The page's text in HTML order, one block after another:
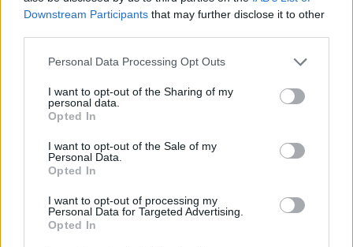
Downstream Participants that may further disclose it to other
Personal Data Processing Opt Outs
I want to opt-out of the Sharing of my
personal data.
Opted In
I want to opt-out of the Sale of my
Personal Data.
Opted In
I want to opt-out of processing my
Personal Data for Targeted Advertising.
Opted In
18η συνεχόμενη χρονιά για τον ΟΤΕ στη διεθνή
σειρά δεικτών FTSE4Good
αύξηση κερδών 57% - Τα νέα στοιχήματα σε low
& non alcohol
Metlen: Ρεκόρ EBITDA στο α' εξάμηνο, στα 550
εκατ. ευρώ – Καθαρά κέρδη 313 εκατ. ευρώ
06/08/2026 - 09:12 ΕΠΙΧΕΙΡΗΣΕΙΣ
Ο Demis Hassabis αναλαμβάνει Πρόεδρος της